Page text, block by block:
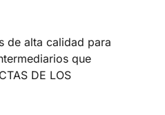
de alta calidad para
que
DE LOS